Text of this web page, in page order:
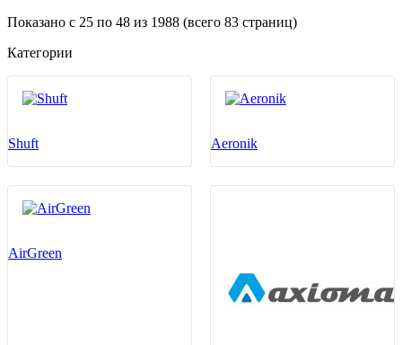
Показано с 25 по 48 из 1988 (всего 83 страниц)
Категории
Shuft Aeronik
AirGreen